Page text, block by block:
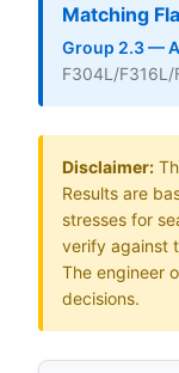
Matching
Group 2.3 —
F304L/
Disclaimer:
Results are
stresses for
verify against
The engineer
decisions.